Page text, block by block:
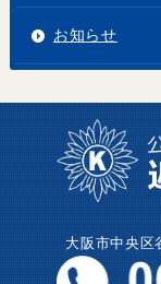
お知らせ
大阪市中央区